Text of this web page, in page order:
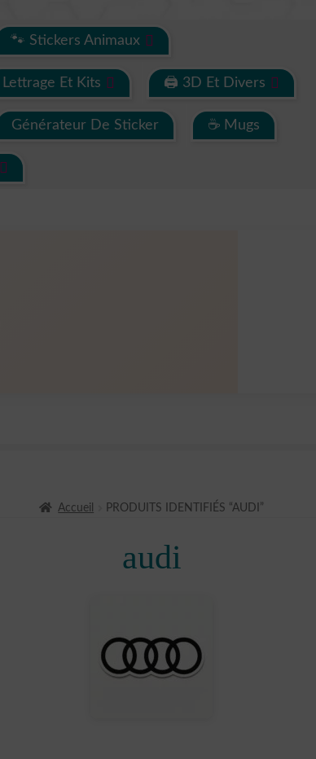
🐾 Stickers Animaux
Lettrage Et Kits 🖨 3D Et Divers
Générateur De Sticker ☕ Mugs
Accueil PRODUITS IDENTIFIÉS “AUDI”
audi